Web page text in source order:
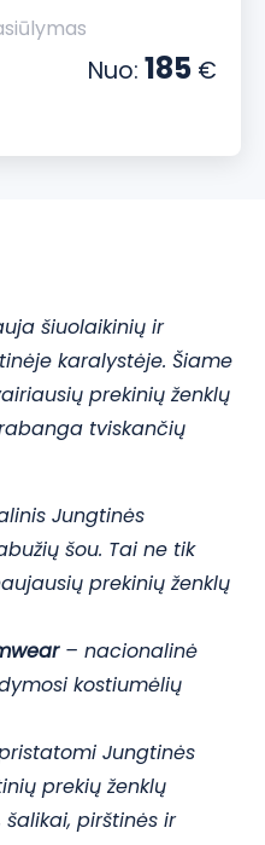
Nuo: 185 €
šiuolaikinių ir
karalystėje. Šiame
prekinių ženklų
tviskančių
Jungtinės
šou. Tai ne tik
prekinių ženklų
– nacionalinė
kostiumėlių
Jungtinės
prekių ženklų
pirštinės ir